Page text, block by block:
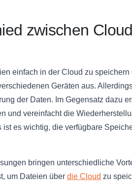
zwischen
einfach in der Cloud zu
Geräten aus.
der Daten. Im Gegensatz dazu
und vereinfacht die
es wichtig, die verfügbare
bringen unterschiedliche
um Dateien über die Cloud zu